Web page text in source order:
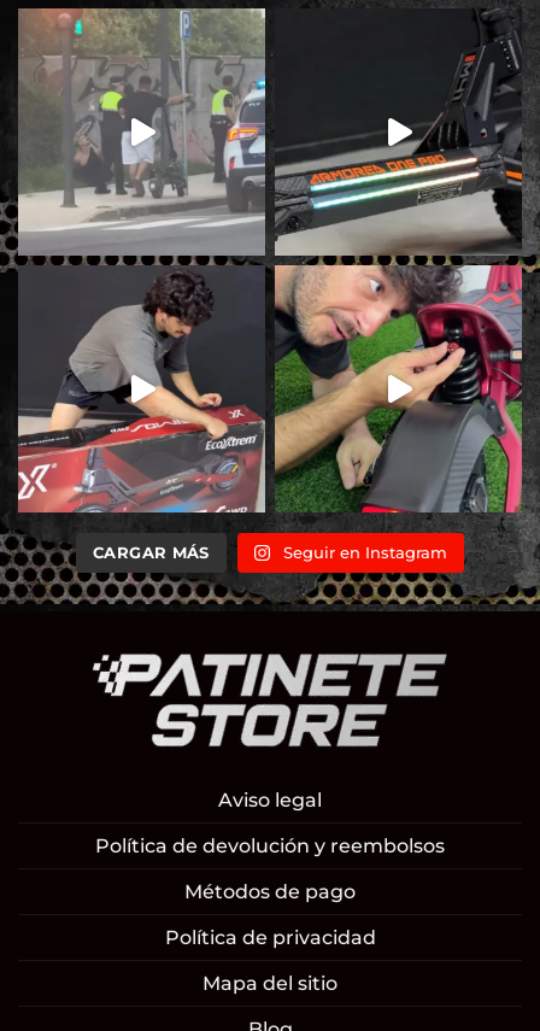
CARGAR MÁS Seguir en Instagram
Aviso legal
Política de devolución y reembolsos
Métodos de pago
Política de privacidad
Mapa del sitio